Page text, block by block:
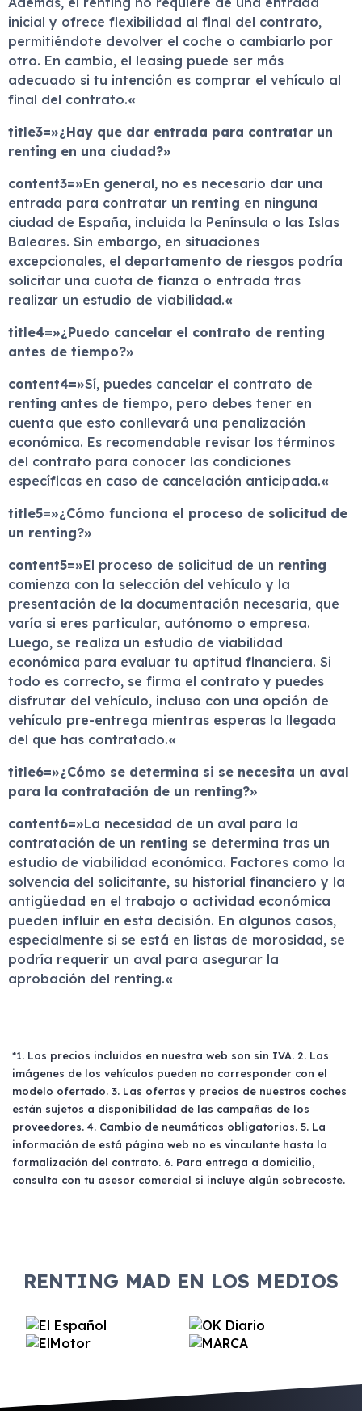
inicial y ofrece flexibilidad al final del contrato,
permitiéndote devolver el coche o cambiarlo por
otro. En cambio, el leasing puede ser más
adecuado si tu intención es comprar el vehículo al
final del contrato.«
title3=»¿Hay que dar entrada para contratar un
renting en una ciudad?»
content3=»En general, no es necesario dar una
entrada para contratar un renting en ninguna
ciudad de España, incluida la Península o las Islas
Baleares. Sin embargo, en situaciones
excepcionales, el departamento de riesgos podría
solicitar una cuota de fianza o entrada tras
realizar un estudio de viabilidad.«
title4=»¿Puedo cancelar el contrato de renting
antes de tiempo?»
content4=»Sí, puedes cancelar el contrato de
renting antes de tiempo, pero debes tener en
cuenta que esto conllevará una penalización
económica. Es recomendable revisar los términos
del contrato para conocer las condiciones
específicas en caso de cancelación anticipada.«
title5=»¿Cómo funciona el proceso de solicitud de
un renting?»
content5=»El proceso de solicitud de un renting
comienza con la selección del vehículo y la
presentación de la documentación necesaria, que
varía si eres particular, autónomo o empresa.
Luego, se realiza un estudio de viabilidad
económica para evaluar tu aptitud financiera. Si
todo es correcto, se firma el contrato y puedes
disfrutar del vehículo, incluso con una opción de
vehículo pre-entrega mientras esperas la llegada
del que has contratado.«
title6=»¿Cómo se determina si se necesita un aval
para la contratación de un renting?»
content6=»La necesidad de un aval para la
contratación de un renting se determina tras un
estudio de viabilidad económica. Factores como la
solvencia del solicitante, su historial financiero y la
antigüedad en el trabajo o actividad económica
pueden influir en esta decisión. En algunos casos,
especialmente si se está en listas de morosidad, se
podría requerir un aval para asegurar la
aprobación del renting.«
*1. Los precios incluidos en nuestra web son sin IVA. 2. Las
imágenes de los vehículos pueden no corresponder con el
modelo ofertado. 3. Las ofertas y precios de nuestros coches
están sujetos a disponibilidad de las campañas de los
proveedores. 4. Cambio de neumáticos obligatorios. 5. La
información de está página web no es vinculante hasta la
formalización del contrato. 6. Para entrega a domicilio,
consulta con tu asesor comercial si incluye algún sobrecoste.
RENTING MAD EN LOS MEDIOS